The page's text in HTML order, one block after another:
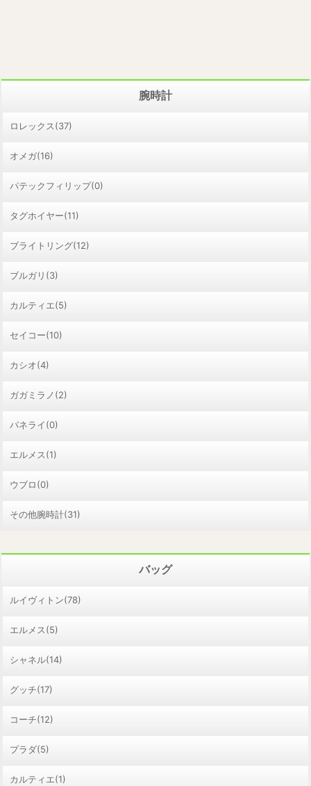
腕時計
ロレックス(37)
オメガ(16)
パテックフィリップ(0)
タグホイヤー(11)
ブライトリング(12)
ブルガリ(3)
カルティエ(5)
セイコー(10)
カシオ(4)
ガガミラノ(2)
パネライ(0)
エルメス(1)
ウブロ(0)
その他腕時計(31)
バッグ
ルイヴィトン(78)
エルメス(5)
シャネル(14)
グッチ(17)
コーチ(12)
プラダ(5)
カルティエ(1)